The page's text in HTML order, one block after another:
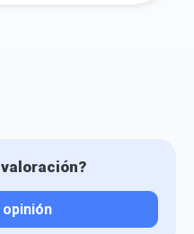
opinión